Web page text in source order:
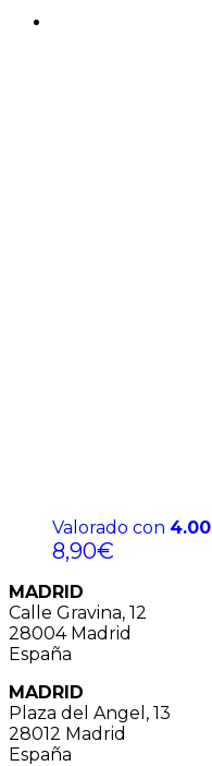
Valorado con 4.00
8,90€
MADRID
Calle Gravina, 12
28004 Madrid
España
MADRID
Plaza del Angel, 13
28012 Madrid
España